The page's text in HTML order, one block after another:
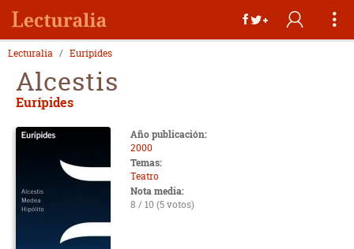
Lecturalia Eurípides
Alcestis
Eurípides
Año publicación:
2000
Temas:
Teatro
Nota media:
8 / 10 (5 votos)